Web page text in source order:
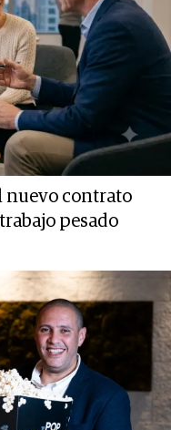
nuevo contrato
pesado